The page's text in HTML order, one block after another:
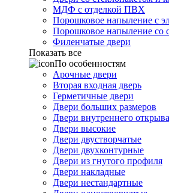
МДФ с отделкой ПВХ
Порошковое напыление с
Порошковое напыление со
Филенчатые двери
Показать все
По особенностям
Арочные двери
Вторая входная дверь
Герметичные двери
Двери больших размеров
Двери внутреннего
Двери высокие
Двери двустворчатые
Двери двухконтурные
Двери из гнутого профиля
Двери накладные
Двери нестандартные